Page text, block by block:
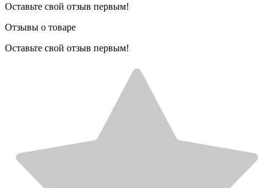
Оставьте свой отзыв первым!
Отзывы о товаре
Оставьте свой отзыв первым!